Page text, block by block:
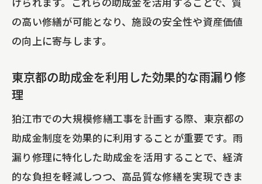
の高い修繕が可能となり、施設の安全性や資産価値
の向上に寄与します。
東京都の助成金を利用した効果的な雨漏り修
理
狛江市での大規模修繕工事を計画する際、東京都の
助成金制度を効果的に利用することが重要です。雨
漏り修理に特化した助成金を活用することで、経済
的な負担を軽減しつつ、高品質な修繕を実現できま